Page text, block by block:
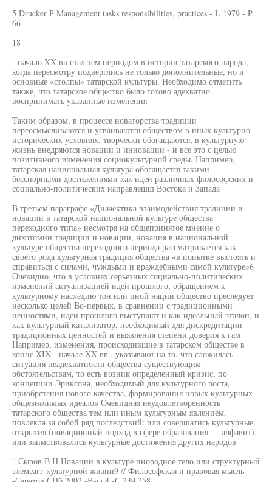
5 Drucker Р Management tasks responsibilities, practices - L 1979 - P
66
18
- начало XX вв стал тем периодом в истории татарского народа,
когда пересмотру подверглись не только дополнительные, но и
основные «столпы» татарской культуры. Необходимо отметить
также, что татарское общество было готово адекватно
воспринимать указанные изменения
Таким образом, в процессе новаторства традиции
переосмысливаются и усваиваются обществом в иных культурно-
исторических условиях, творчески обогащаются, в культурную
жизнь внедряются новации и инновации - и все это с целью
позитивного изменения социокультурной среды. Например,
татарская национальная культура обогащается такими
бесспорными достижениями как идеи различных философских и
социально-политических направлешш Востока и Запада
В третьем параграфе «Диачектика взаимодействия традиции и
новации в татарской национальной культуре общества
переходного типа» несмотря на общепринятое мнение о
дихотомии традиции и новации, новация в национальной
культуре общества переходного периода рассматривается как
своего рода культурная традиция общества «в попытке выстоять и
справиться с силами, чуждыми и враждебными самой культуре»6
Очевидно, что в условиях серьезных социально-политических
изменений актуализацией идей прошлого, обращением к
культурному наследию тон или иной нации общество преследует
несколько целей Во-первых, в сравнении с традиционными
ценностями, идеи прошлого выступают и как идеальный эталон, и
как культурный катализатор, необходимый для дискредитации
традиционных ценностей и выявления степени доверия к гам
Например, изменения, происходившие в татарском обществе в
конце XIX - начале XX вв , указывают на то, что сложилась
ситуация неадекватности общества существующим
обстоятельствам, то есть возник определенный кризис, по
концепции Эриксона, необходимый для культурного роста,
приобретения нового качества, формирования новых культурных
общезначимых идеалов Очевидная неудовлетворенность
татарского общества тем или иным культурным явлением,
повлекла за собой ряд последствий: или совершатись культурные
открытия (новационный подход в сфере образования — алфавит),
или заимствовались культурные достижения других народов
'' Сыров В Н Новации в культуре инородное тело или структурный
элемеагг культурной жизни9 // Философская и правовая мысль